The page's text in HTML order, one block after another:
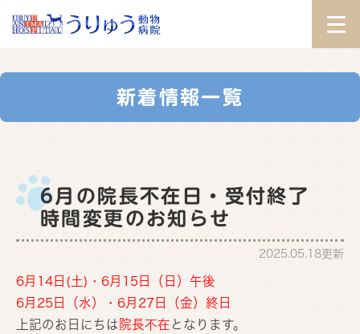
新着情報一覧
6月の院長不在日・受付終了
時間変更のお知らせ
2025.05.18更新
6月14日(土)・6月15日（日）午後
6月25日（水）・6月27日（金）終日
上記のお日にちは 院長不在 となります。